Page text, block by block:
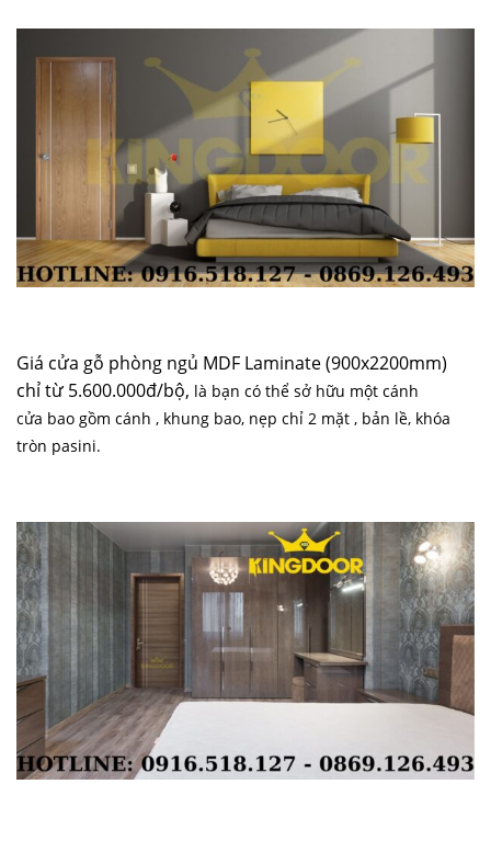
Giá cửa gỗ phòng ngủ MDF Laminate (900x2200mm)
chỉ từ 5.600.000đ/bộ, là bạn có thể sở hữu một cánh
cửa bao gồm cánh , khung bao, nẹp chỉ 2 mặt , bản lề, khóa
tròn pasini.